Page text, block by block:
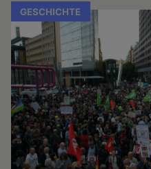
GESCHICHTE